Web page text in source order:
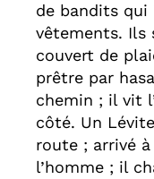
de bandits qui
vêtements. Ils
couvert de
prêtre par
chemin ; il vit
côté. Un
route ; arrivé
l’homme ; il